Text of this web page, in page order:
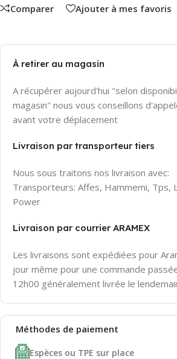
Comparer Ajouter à mes favoris
À retirer au magasin
A récupérer aujourd'hui "selon
magasin" nous vous conseillons
avant votre déplacement
Livraison par transporteur tiers
Nous sous traitons nos livraison avec:
Transporteurs: Affes, Hammemi, Tps,
Power
Livraison par courrier ARAMEX
Les livraisons sont expédiées pour
jour même pour une commande
12h00 généralement livrée le
Méthodes de paiement
Espèces ou TPE sur place